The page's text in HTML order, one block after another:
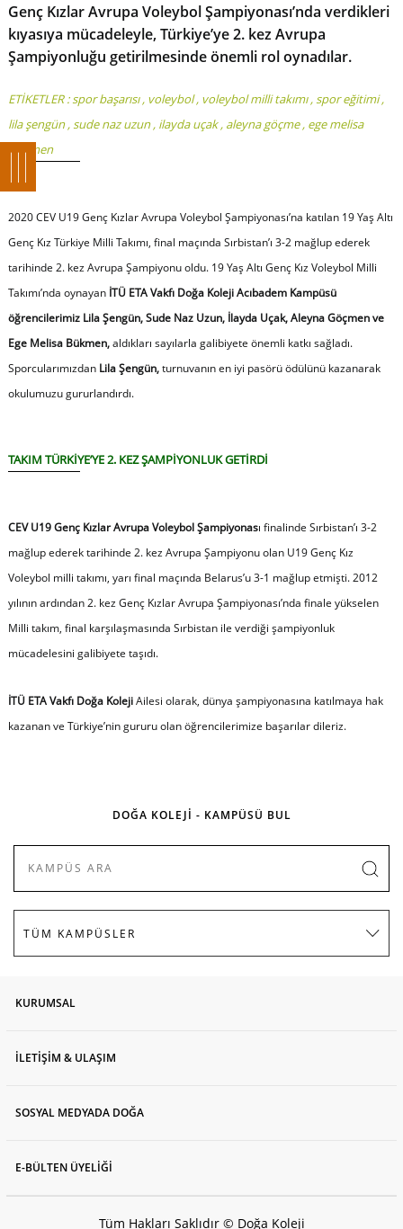
Genç Kızlar Avrupa Voleybol Şampiyonası’nda verdikleri
kıyasıya mücadeleyle, Türkiye’ye 2. kez Avrupa
Şampiyonluğu getirilmesinde önemli rol oynadılar.
ETİKETLER :spor başarısı, voleybol, voleybol milli takımı,spor eğitimi,
lila şengün,sude naz uzun, ilayda uçak, aleyna göçme, ege melisa
bükmen
2020 CEV U19 Genç Kızlar Avrupa Voleybol Şampiyonası’na katılan 19 Yaş Altı
Genç Kız Türkiye Milli Takımı, final maçında Sırbistan’ı 3-2 mağlup ederek
tarihinde 2. kez Avrupa Şampiyonu oldu. 19 Yaş Altı Genç Kız Voleybol Milli
Takımı’nda oynayan İTÜ ETA Vakfı Doğa Koleji Acıbadem Kampüsü
öğrencilerimiz Lila Şengün, Sude Naz Uzun, İlayda Uçak, Aleyna Göçmen ve
Ege Melisa Bükmen,aldıkları sayılarla galibiyete önemli katkı sağladı.
Sporcularımızdan Lila Şengün,turnuvanın en iyi pasörü ödülünü kazanarak
okulumuzu gururlandırdı.
TAKIM TÜRKİYE’YE 2. KEZ ŞAMPİYONLUK GETİRDİ
CEV U19 Genç Kızlar Avrupa Voleybol Şampiyonası finalinde Sırbistan’ı 3-2
mağlup ederek tarihinde 2. kez Avrupa Şampiyonu olan U19 Genç Kız
Voleybol milli takımı, yarı final maçında Belarus’u 3-1 mağlup etmişti. 2012
yılının ardından 2. kez Genç Kızlar Avrupa Şampiyonası’nda finale yükselen
Milli takım, final karşılaşmasında Sırbistan ile verdiği şampiyonluk
mücadelesini galibiyete taşıdı.
İTÜ ETA Vakfı Doğa KolejiAilesi olarak, dünya şampiyonasına katılmaya hak
kazanan ve Türkiye’nin gururu olan öğrencilerimize başarılar dileriz.
DOĞA KOLEJİ - KAMPÜSÜ BUL
KURUMSAL
İLETİŞİM & ULAŞIM
SOSYAL MEDYADA DOĞA
E-BÜLTEN ÜYELİĞİ
Tüm Hakları Saklıdır © Doğa Koleji